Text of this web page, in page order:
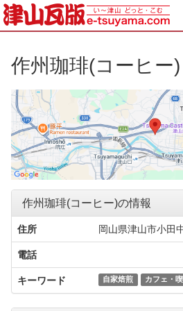
作州珈琲(コーヒー)
作州珈琲(コーヒー)の情報
住所 岡山県津山市小田
電話
キーワード 自家焙煎 カフェ・